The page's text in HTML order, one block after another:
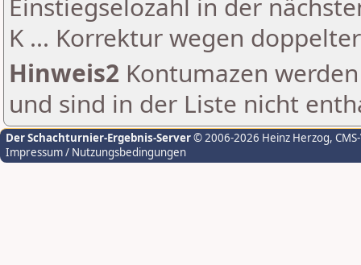
Einstiegselozahl in der
K ... Korrektur wegen
Hinweis2 Kontumazen
und sind in der Liste nicht
Der Schachturnier-Ergebnis-Server© 2006-2026 Heinz Herzog,
Impressum / Nutzungsbedingungen